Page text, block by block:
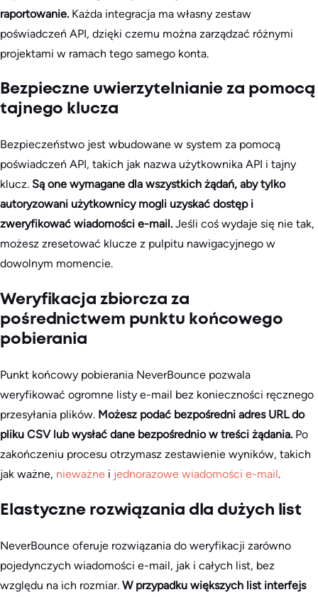
raportowanie. Każda integracja ma własny zestaw
poświadczeń API, dzięki czemu można zarządzać różnymi
projektami w ramach tego samego konta.
Bezpieczne uwierzytelnianie za pomocą
tajnego klucza
Bezpieczeństwo jest wbudowane w system za pomocą
poświadczeń API, takich jak nazwa użytkownika API i tajny
klucz. Są one wymagane dla wszystkich żądań, aby tylko
autoryzowani użytkownicy mogli uzyskać dostęp i
zweryfikować wiadomości e-mail. Jeśli coś wydaje się nie tak,
możesz zresetować klucze z pulpitu nawigacyjnego w
dowolnym momencie.
Weryfikacja zbiorcza za
pośrednictwem punktu końcowego
pobierania
Punkt końcowy pobierania NeverBounce pozwala
weryfikować ogromne listy e-mail bez konieczności ręcznego
przesyłania plików. Możesz podać bezpośredni adres URL do
pliku CSV lub wysłać dane bezpośrednio w treści żądania. Po
zakończeniu procesu otrzymasz zestawienie wyników, takich
jak ważne, nieważne i jednorazowe wiadomości e-mail.
Elastyczne rozwiązania dla dużych list
NeverBounce oferuje rozwiązania do weryfikacji zarówno
pojedynczych wiadomości e-mail, jak i całych list, bez
względu na ich rozmiar. W przypadku większych list interfejs